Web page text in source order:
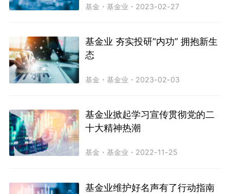
基金 ・基金业 ・ 2023-02-27
基金业 夯实投研“内功” 拥抱新生
态
基金 ・基金业 ・ 2023-02-03
基金业掀起学习宣传贯彻党的二
十大精神热潮
基金 ・基金业 ・ 2022-11-25
基金业维护好名声有了行动指南